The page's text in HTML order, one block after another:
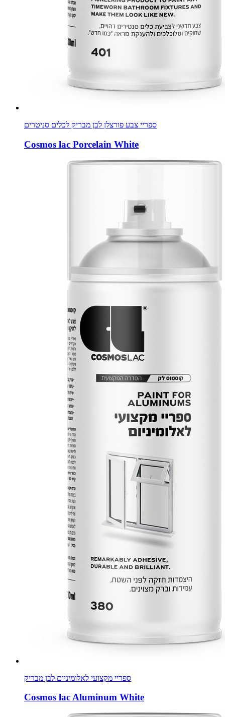
ספריי צבע פורצלן לבן מבריק לכלים סניטרים
Cosmos lac Porcelain White
ספריי מקצועי לאלומיניום לבן מבריק
Cosmos lac Aluminum White